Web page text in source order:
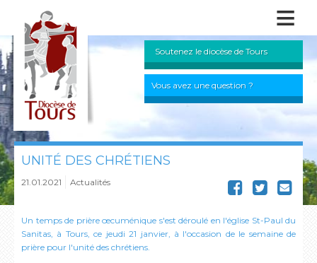
≡
Soutenez le diocèse de Tours
Vous avez une question ?
UNITÉ DES CHRÉTIENS
21.01.2021 Actualités
Un temps de prière œcuménique s'est déroulé en l'église St-Paul du
Sanitas, à Tours, ce jeudi 21 janvier, à l'occasion de le semaine de
prière pour l'unité des chrétiens.